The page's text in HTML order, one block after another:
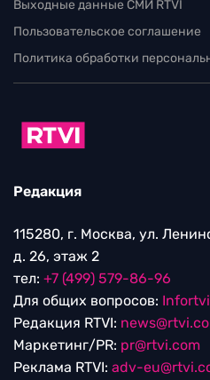
Выходные данные СМИ RTVI
Пользовательское соглашение
Политика обработки
Редакция
115280, г. Москва, ул.
д. 26, этаж 2
тел: +7 (499) 579-86-96
Для общих вопросов:
Редакция RTVI:
Маркетинг/PR: pr@rtvi.com
Реклама RTVI: adv-